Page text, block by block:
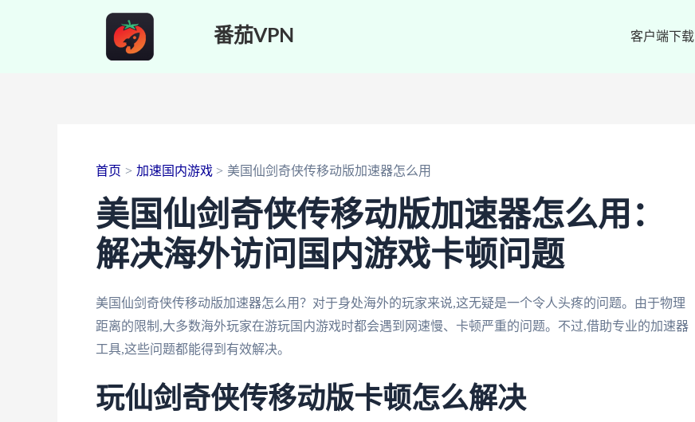
番茄VPN 客户端下载
首页 加速国内游戏 美国仙剑奇侠传移动版加速器怎么用
美国仙剑奇侠传移动版加速器怎么用：
解决海外访问国内游戏卡顿问题
美国仙剑奇侠传移动版加速器怎么用？对于身处海外的玩家来说,这无疑是一个令人头疼的问题。由于物理
距离的限制,大多数海外玩家在游玩国内游戏时都会遇到网速慢、卡顿严重的问题。不过,借助专业的加速器
工具,这些问题都能得到有效解决。
玩仙剑奇侠传移动版卡顿怎么解决